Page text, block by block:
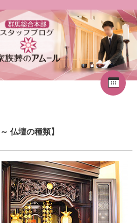
1
19 20
26 27
仏壇の種類】